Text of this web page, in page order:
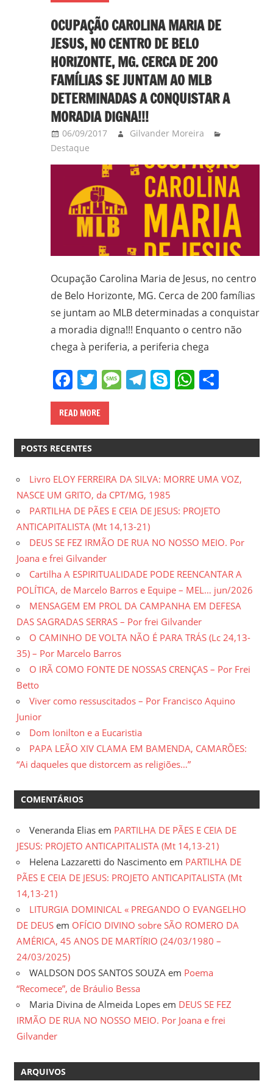
OCUPAÇÃO CAROLINA MARIA DE
JESUS, NO CENTRO DE BELO
HORIZONTE, MG. CERCA DE 200
FAMÍLIAS SE JUNTAM AO MLB
DETERMINADAS A CONQUISTAR A
MORADIA DIGNA!!!
06/09/2017
Gilvander Moreira
Destaque
Ocupação Carolina Maria de Jesus, no centro
de Belo Horizonte, MG. Cerca de 200 famílias
se juntam ao MLB determinadas a conquistar
a moradia digna!!! Enquanto o centro não
chega à periferia, a periferia chega
Facebook
Twitter
Message
Telegram
SkypeShare
READ MORE
POSTS RECENTES
Livro ELOY FERREIRA DA SILVA: MORRE UMA VOZ,
NASCE UM GRITO, da CPT/MG, 1985
PARTILHA DE PÃES E CEIA DE JESUS: PROJETO
ANTICAPITALISTA (Mt 14,13-21)
DEUS SE FEZ IRMÃO DE RUA NO NOSSO MEIO. Por
Joana e frei Gilvander
Cartilha A ESPIRITUALIDADE PODE REENCANTAR A
POLÍTICA, de Marcelo Barros e Equipe – MEL… jun/2026
MENSAGEM EM PROL DA CAMPANHA EM DEFESA
DAS SAGRADAS SERRAS – Por frei Gilvander
O CAMINHO DE VOLTA NÃO É PARA TRÁS (Lc 24,13-
35) – Por Marcelo Barros
O IRÃ COMO FONTE DE NOSSAS CRENÇAS – Por Frei
Betto
Viver como ressuscitados – Por Francisco Aquino
Junior
Dom Ionilton e a Eucaristia
PAPA LEÃO XIV CLAMA EM BAMENDA, CAMARÕES:
“Ai daqueles que distorcem as religiões…”
COMENTÁRIOS
Veneranda Elias em PARTILHA DE PÃES E CEIA DE
JESUS: PROJETO ANTICAPITALISTA (Mt 14,13-21)
Helena Lazzaretti do Nascimento em PARTILHA DE
PÃES E CEIA DE JESUS: PROJETO ANTICAPITALISTA (Mt
14,13-21)
LITURGIA DOMINICAL « PREGANDO O EVANGELHO
DE DEUS em OFÍCIO DIVINO sobre SÃO ROMERO DA
AMÉRICA, 45 ANOS DE MARTÍRIO (24/03/1980 –
24/03/2025)
WALDSON DOS SANTOS SOUZA em Poema
“Recomece”, de Bráulio Bessa
Maria Divina de Almeida Lopes em DEUS SE FEZ
IRMÃO DE RUA NO NOSSO MEIO. Por Joana e frei
Gilvander
ARQUIVOS